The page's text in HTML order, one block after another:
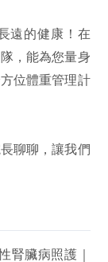
遠的健康！在
，能為您量身
位體重管理計
聊聊，讓我們
腎臟病照護｜